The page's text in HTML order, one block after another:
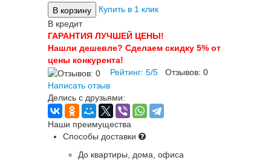
Купить в 1 клик
В кредит
ГАРАНТИЯ ЛУЧШЕЙ ЦЕНЫ!
Нашли дешевле? Сделаем скидку 5% от
цены конкурента!
Рейтинг: 5/5 Отзывов: 0
Написать отзыв
Делись с друзьями:
Наши преимущества
Способы доставки
До квартиры, дома, офиса